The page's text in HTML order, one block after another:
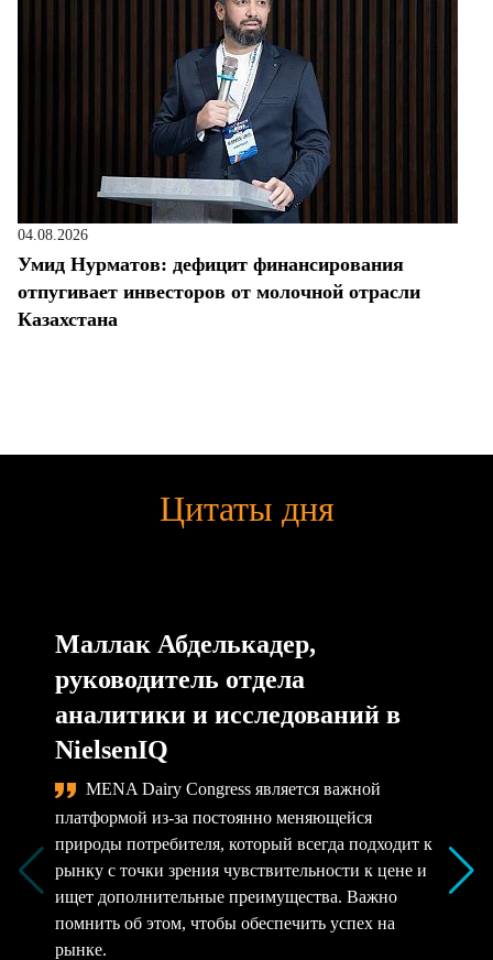
04.08.2026
Умид Нурматов: дефицит финансирования
отпугивает инвесторов от молочной отрасли
Казахстана
Цитаты дня
Маллак Абделькадер,
руководитель отдела
аналитики и исследований в
NielsenIQ
MENA Dairy Congress является важной
платформой из-за постоянно меняющейся
природы потребителя, который всегда подходит к
рынку с точки зрения чувствительности к цене и
ищет дополнительные преимущества. Важно
помнить об этом, чтобы обеспечить успех на
рынке.